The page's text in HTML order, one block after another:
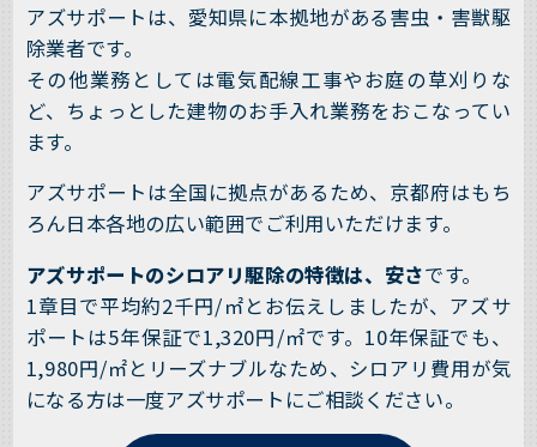
アズサポートは、愛知県に本拠地がある害虫・害獣駆
除業者です。
その他業務としては電気配線工事やお庭の草刈りな
ど、ちょっとした建物のお手入れ業務をおこなってい
ます。
アズサポートは全国に拠点があるため、京都府はもち
ろん日本各地の広い範囲でご利用いただけます。
アズサポートのシロアリ駆除の特徴は、安さです。
1章目で平均約2千円/㎡とお伝えしましたが、アズサ
ポートは5年保証で1,320円/㎡です。10年保証でも、
1,980円/㎡とリーズナブルなため、シロアリ費用が気
になる方は一度アズサポートにご相談ください。